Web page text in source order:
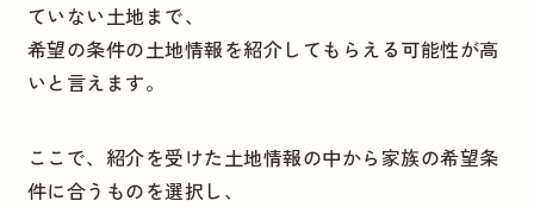
ていない土地まで、
希望の条件の土地情報を紹介してもらえる可能性が高
いと言えます。
ここで、紹介を受けた土地情報の中から家族の希望条
件に合うものを選択し、